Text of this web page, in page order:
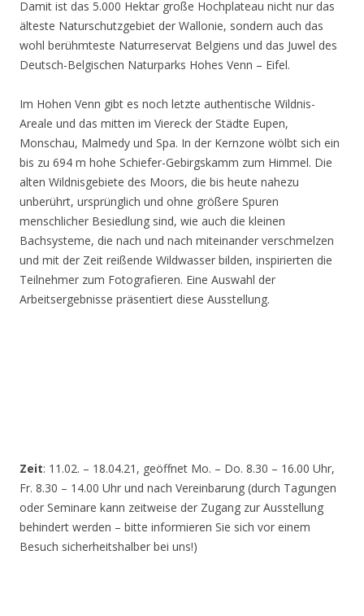
Damit ist das 5.000 Hektar große Hochplateau nicht nur das
älteste Naturschutzgebiet der Wallonie, sondern auch das
wohl berühmteste Naturreservat Belgiens und das Juwel des
Deutsch-Belgischen Naturparks Hohes Venn – Eifel.
Im Hohen Venn gibt es noch letzte authentische Wildnis-
Areale und das mitten im Viereck der Städte Eupen,
Monschau, Malmedy und Spa. In der Kernzone wölbt sich ein
bis zu 694 m hohe Schiefer-Gebirgskamm zum Himmel. Die
alten Wildnisgebiete des Moors, die bis heute nahezu
unberührt, ursprünglich und ohne größere Spuren
menschlicher Besiedlung sind, wie auch die kleinen
Bachsysteme, die nach und nach miteinander verschmelzen
und mit der Zeit reißende Wildwasser bilden, inspirierten die
Teilnehmer zum Fotografieren. Eine Auswahl der
Arbeitsergebnisse präsentiert diese Ausstellung.
Zeit: 11.02. – 18.04.21, geöffnet Mo. – Do. 8.30 – 16.00 Uhr,
Fr. 8.30 – 14.00 Uhr und nach Vereinbarung (durch Tagungen
oder Seminare kann zeitweise der Zugang zur Ausstellung
behindert werden – bitte informieren Sie sich vor einem
Besuch sicherheitshalber bei uns!)